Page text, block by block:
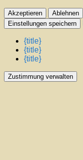
Akzeptieren Ablehnen
Einstellungen speichern
{title}
{title}
{title}
Zustimmung verwalten